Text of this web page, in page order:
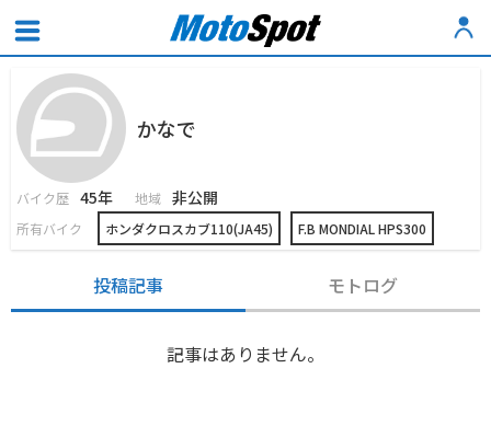
かなで
バイク歴 45年 地域 非公開
所有バイク ホンダクロスカブ110(JA45) F.B MONDIAL HPS300
投稿記事 モトログ
記事はありません。